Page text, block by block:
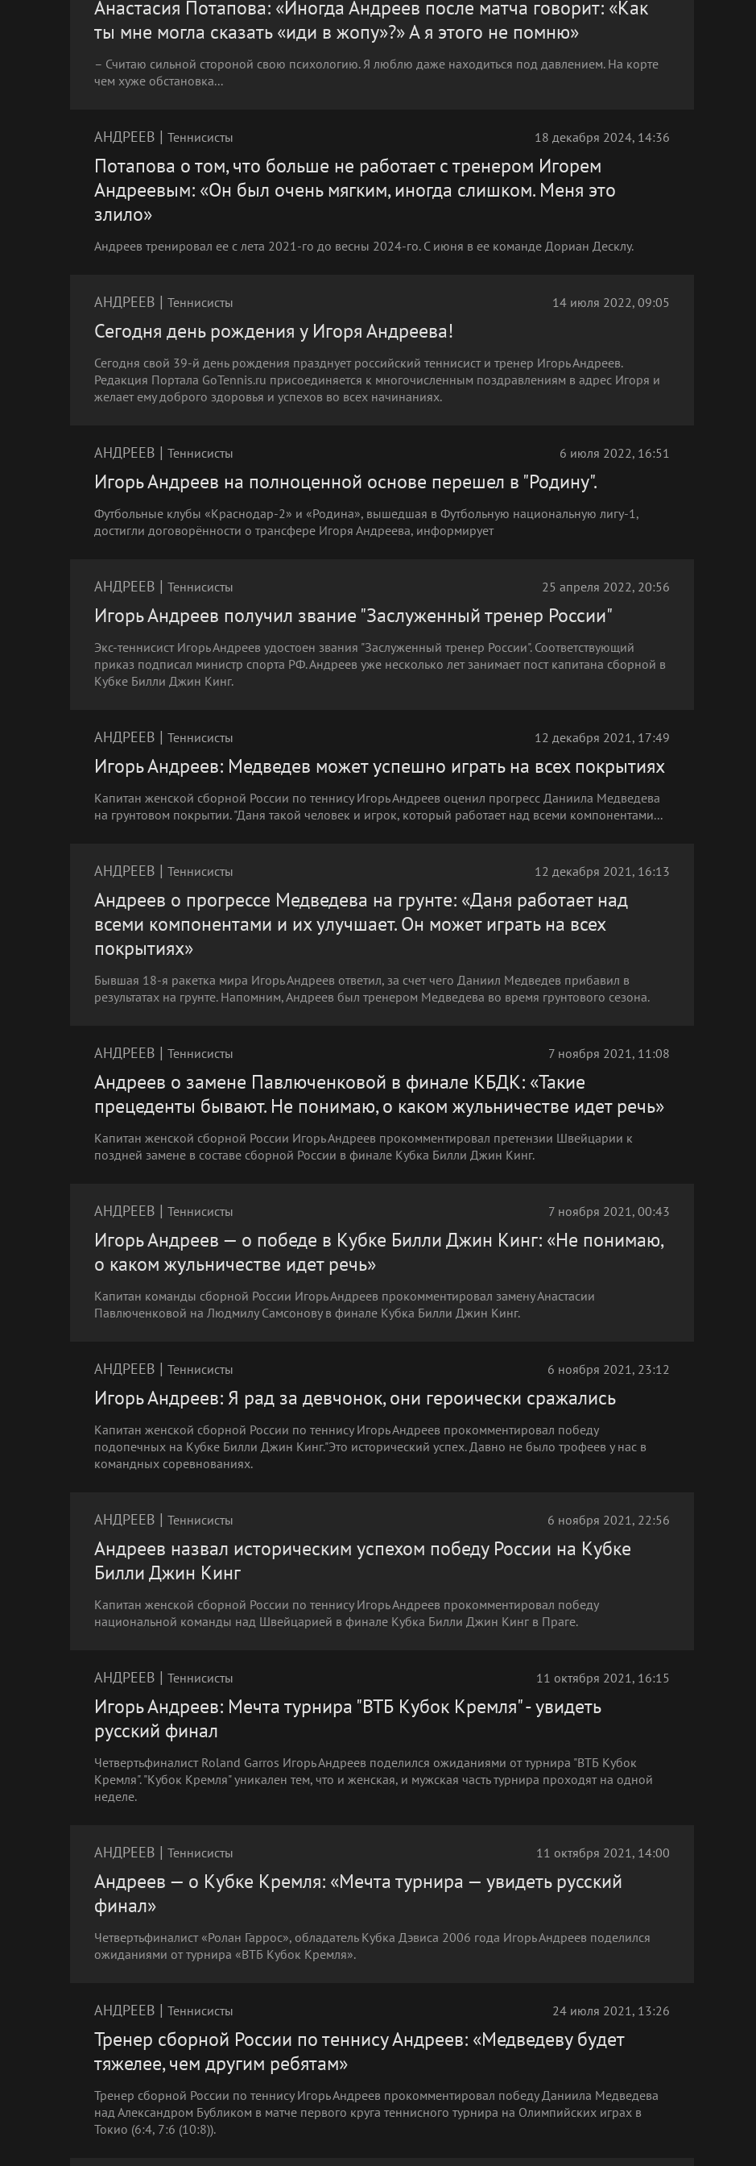
Анастасия Потапова: «Иногда Андреев после матча говорит: «Как
ты мне могла сказать «иди в жопу»?» А я этого не помню»
– Считаю сильной стороной свою психологию. Я люблю даже находиться под давлением. На корте
чем хуже обстановка...
АНДРЕЕВ | Теннисисты 18 декабря 2024, 14:36
Потапова о том, что больше не работает с тренером Игорем
Андреевым: «Он был очень мягким, иногда слишком. Меня это
злило»
Андреев тренировал ее с лета 2021-го до весны 2024-го. С июня в ее команде Дориан Десклу.
АНДРЕЕВ | Теннисисты 14 июля 2022, 09:05
Сегодня день рождения у Игоря Андреева!
Сегодня свой 39-й день рождения празднует российский теннисист и тренер Игорь Андреев.
Редакция Портала GoTennis.ru присоединяется к многочисленным поздравлениям в адрес Игоря и
желает ему доброго здоровья и успехов во всех начинаниях.
АНДРЕЕВ | Теннисисты 6 июля 2022, 16:51
Игорь Андреев на полноценной основе перешел в "Родину".
Футбольные клубы «Краснодар-2» и «Родина», вышедшая в Футбольную национальную лигу-1,
достигли договорённости о трансфере Игоря Андреева, информирует
АНДРЕЕВ | Теннисисты 25 апреля 2022, 20:56
Игорь Андреев получил звание "Заслуженный тренер России"
Экс-теннисист Игорь Андреев удостоен звания "Заслуженный тренер России". Соответствующий
приказ подписал министр спорта РФ. Андреев уже несколько лет занимает пост капитана сборной в
Кубке Билли Джин Кинг.
АНДРЕЕВ | Теннисисты 12 декабря 2021, 17:49
Игорь Андреев: Медведев может успешно играть на всех покрытиях
Капитан женской сборной России по теннису Игорь Андреев оценил прогресс Даниила Медведева
на грунтовом покрытии. "Даня такой человек и игрок, который работает над всеми компонентами...
АНДРЕЕВ | Теннисисты 12 декабря 2021, 16:13
Андреев о прогрессе Медведева на грунте: «Даня работает над
всеми компонентами и их улучшает. Он может играть на всех
покрытиях»
Бывшая 18-я ракетка мира Игорь Андреев ответил, за счет чего Даниил Медведев прибавил в
результатах на грунте. Напомним, Андреев был тренером Медведева во время грунтового сезона.
АНДРЕЕВ | Теннисисты 7 ноября 2021, 11:08
Андреев о замене Павлюченковой в финале КБДК: «Такие
прецеденты бывают. Не понимаю, о каком жульничестве идет речь»
Капитан женской сборной России Игорь Андреев прокомментировал претензии Швейцарии к
поздней замене в составе сборной России в финале Кубка Билли Джин Кинг.
АНДРЕЕВ | Теннисисты 7 ноября 2021, 00:43
Игорь Андреев — о победе в Кубке Билли Джин Кинг: «Не понимаю,
о каком жульничестве идет речь»
Капитан команды сборной России Игорь Андреев прокомментировал замену Анастасии
Павлюченковой на Людмилу Самсонову в финале Кубка Билли Джин Кинг.
АНДРЕЕВ | Теннисисты 6 ноября 2021, 23:12
Игорь Андреев: Я рад за девчонок, они героически сражались
Капитан женской сборной России по теннису Игорь Андреев прокомментировал победу
подопечных на Кубке Билли Джин Кинг."Это исторический успех. Давно не было трофеев у нас в
командных соревнованиях.
АНДРЕЕВ | Теннисисты 6 ноября 2021, 22:56
Андреев назвал историческим успехом победу России на Кубке
Билли Джин Кинг
Капитан женской сборной России по теннису Игорь Андреев прокомментировал победу
национальной команды над Швейцарией в финале Кубка Билли Джин Кинг в Праге.
АНДРЕЕВ | Теннисисты 11 октября 2021, 16:15
Игорь Андреев: Мечта турнира "ВТБ Кубок Кремля" - увидеть
русский финал
Четвертьфиналист Roland Garros Игорь Андреев поделился ожиданиями от турнира "ВТБ Кубок
Кремля". "Кубок Кремля" уникален тем, что и женская, и мужская часть турнира проходят на одной
неделе.
АНДРЕЕВ | Теннисисты 11 октября 2021, 14:00
Андреев — о Кубке Кремля: «Мечта турнира — увидеть русский
финал»
Четвертьфиналист «Ролан Гаррос», обладатель Кубка Дэвиса 2006 года Игорь Андреев поделился
ожиданиями от турнира «ВТБ Кубок Кремля».
АНДРЕЕВ | Теннисисты 24 июля 2021, 13:26
Тренер сборной России по теннису Андреев: «Медведеву будет
тяжелее, чем другим ребятам»
Тренер сборной России по теннису Игорь Андреев прокомментировал победу Даниила Медведева
над Александром Бубликом в матче первого круга теннисного турнира на Олимпийских играх в
Токио (6:4, 7:6 (10:8)).